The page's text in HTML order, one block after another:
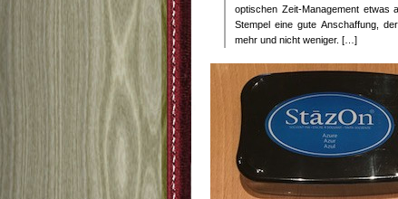
optischen Zeit-Management etwas
Stempel eine gute Anschaffung,
mehr und nicht weniger. […]